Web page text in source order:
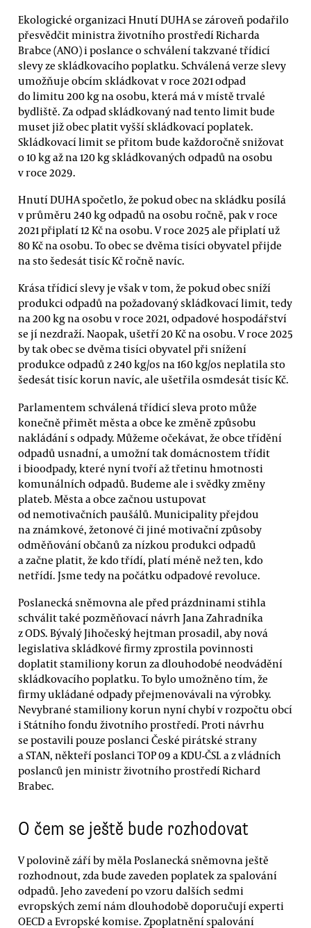
Ekologické organizaci Hnutí DUHA se zároveň podařilo
přesvědčit ministra životního prostředí Richarda
Brabce (ANO) i poslance o schválení takzvané třídicí
slevy ze skládkovacího poplatku. Schválená verze slevy
umožňuje obcím skládkovat v roce 2021 odpad
do limitu 200 kg na osobu, která má v místě trvalé
bydliště. Za odpad skládkovaný nad tento limit bude
muset již obec platit vyšší skládkovací poplatek.
Skládkovací limit se přitom bude každoročně snižovat
o 10 kg až na 120 kg skládkovaných odpadů na osobu
v roce 2029.
Hnutí DUHA spočetlo, že pokud obec na skládku posílá
v průměru 240 kg odpadů na osobu ročně, pak v roce
2021 připlatí 12 Kč na osobu. V roce 2025 ale připlatí už
80 Kč na osobu. To obec se dvěma tisíci obyvatel přijde
na sto šedesát tisíc Kč ročně navíc.
Krása třídicí slevy je však v tom, že pokud obec sníží
produkci odpadů na požadovaný skládkovací limit, tedy
na 200 kg na osobu v roce 2021, odpadové hospodářství
se jí nezdraží. Naopak, ušetří 20 Kč na osobu. V roce 2025
by tak obec se dvěma tisíci obyvatel při snížení
produkce odpadů z 240 kg/os na 160 kg/os neplatila sto
šedesát tisíc korun navíc, ale ušetřila osmdesát tisíc Kč.
Parlamentem schválená třídicí sleva proto může
konečně přimět města a obce ke změně způsobu
nakládání s odpady. Můžeme očekávat, že obce třídění
odpadů usnadní, a umožní tak domácnostem třídit
i bioodpady, které nyní tvoří až třetinu hmotnosti
komunálních odpadů. Budeme ale i svědky změny
plateb. Města a obce začnou ustupovat
od nemotivačních paušálů. Municipality přejdou
na známkové, žetonové či jiné motivační způsoby
odměňování občanů za nízkou produkci odpadů
a začne platit, že kdo třídí, platí méně než ten, kdo
netřídí. Jsme tedy na počátku odpadové revoluce.
Poslanecká sněmovna ale před prázdninami stihla
schválit také pozměňovací návrh Jana Zahradníka
z ODS. Bývalý Jihočeský hejtman prosadil, aby nová
legislativa skládkové firmy zprostila povinnosti
doplatit stamiliony korun za dlouhodobé neodvádění
skládkovacího poplatku. To bylo umožněno tím, že
firmy ukládané odpady přejmenovávali na výrobky.
Nevybrané stamiliony korun nyní chybí v rozpočtu obcí
i Státního fondu životního prostředí. Proti návrhu
se postavili pouze poslanci České pirátské strany
a STAN, někteří poslanci TOP 09 a KDU-ČSL a z vládních
poslanců jen ministr životního prostředí Richard
Brabec.
O čem se ještě bude rozhodovat
V polovině září by měla Poslanecká sněmovna ještě
rozhodnout, zda bude zaveden poplatek za spalování
odpadů. Jeho zavedení po vzoru dalších sedmi
evropských zemí nám dlouhodobě doporučují experti
OECD a Evropské komise. Zpoplatnění spalování